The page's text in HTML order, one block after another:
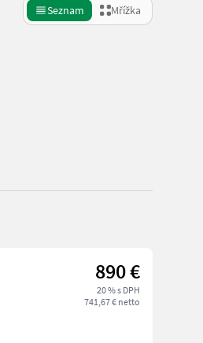
Seznam Mřížka
890 €
20 % s DPH
741,67 € netto